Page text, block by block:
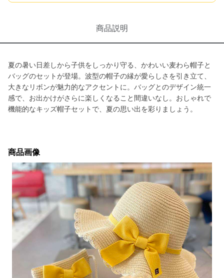
商品説明
夏の暑い日差しから子供をしっかり守る、かわいい麦わら帽子と
バッグのセットが登場。波型の帽子の縁が愛らしさを引き立て、
大きなリボンが魅力的なアクセントに。バッグとのデザイン統一
感で、お出かけがさらに楽しくなること間違いなし。おしゃれで
機能的なキッズ帽子セットで、夏の思い出を彩りましょう。
商品画像